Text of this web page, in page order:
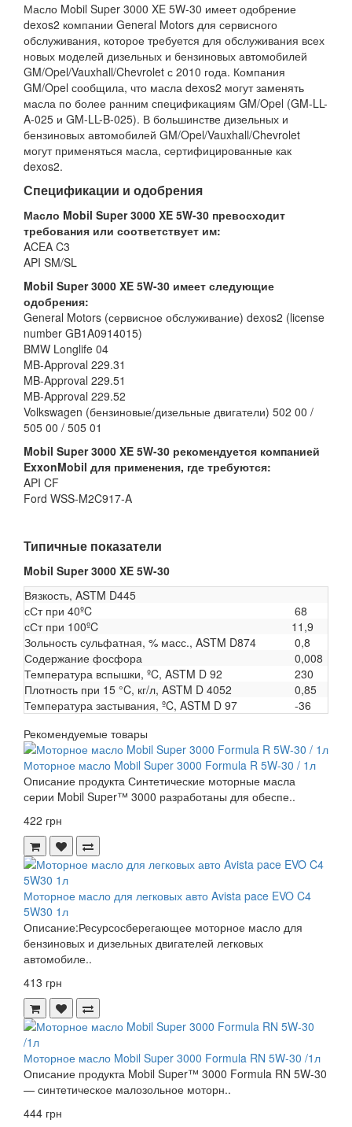
Масло Mobil Super 3000 XE 5W-30 имеет одобрение
dexos2 компании General Motors для сервисного
обслуживания, которое требуется для обслуживания всех
новых моделей дизельных и бензиновых автомобилей
GM/Opel/Vauxhall/Chevrolet с 2010 года. Компания
GM/Opel сообщила, что масла dexos2 могут заменять
масла по более ранним спецификациям GM/Opel (GM-LL-
A-025 и GM-LL-B-025). В большинстве дизельных и
бензиновых автомобилей GM/Opel/Vauxhall/Chevrolet
могут применяться масла, сертифицированные как
dexos2.
Спецификации и одобрения
Масло Mobil Super 3000 XE 5W-30 превосходит
требования или соответствует им:
ACEA C3
API SM/SL
Mobil Super 3000 XE 5W-30 имеет следующие
одобрения:
General Motors (сервисное обслуживание) dexos2 (license
number GB1A0914015)
BMW Longlife 04
MB-Approval 229.31
MB-Approval 229.51
MB-Approval 229.52
Volkswagen (бензиновые/дизельные двигатели) 502 00 /
505 00 / 505 01
Mobil Super 3000 XE 5W-30 рекомендуется компанией
ExxonMobil для применения, где требуются:
API CF
Ford WSS-M2C917-A
Типичные показатели
Mobil Super 3000 XE 5W-30
Вязкость, ASTM D445
сСт при 40ºC
68
сСт при 100ºC
11,9
Зольность сульфатная, % масс., ASTM D874
0,8
Содержание фосфора
0,008
Температура вспышки, ºC, ASTM D 92
230
Плотность при 15 °C, кг/л, ASTM D 4052
0,85
Температура застывания, ºC, ASTM D 97
-36
Рекомендуемые товары
Моторное масло Mobil Super 3000 Formula R 5W-30 / 1л
Описание продукта Синтетические моторные масла
серии Mobil Super™ 3000 разработаны для обеспе..
422 грн
Моторное масло для легковых авто Avista pace EVO C4
5W30 1л
Описание:Ресурсосберегающее моторное масло для
бензиновых и дизельных двигателей легковых
автомобиле..
413 грн
Моторное масло Mobil Super 3000 Formula RN 5W-30 /1л
Описание продукта Mobil Super™ 3000 Formula RN 5W-30
— синтетическое малозольное моторн..
444 грн